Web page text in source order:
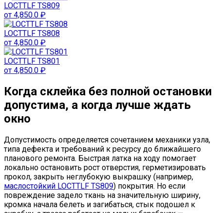
LOCTTLF TS809
от 4,850.0 ₽
LOCTTLF TS808
от 4,850.0 ₽
LOCTTLF TS801
от 4,850.0 ₽
Когда склейка без полной остановки
допустима, а когда лучше ждать
окно
Допустимость определяется сочетанием механики узла,
типа дефекта и требований к ресурсу до ближайшего
планового ремонта. Быстрая латка на ходу помогает
локально остановить рост отверстия, герметизировать
прокол, закрыть неглубокую выкрашку (например,
маслостойкий LOCTTLF TS809) покрытия. Но если
повреждение задело ткань на значительную ширину,
кромка начала белеть и загибаться, стык подошел к